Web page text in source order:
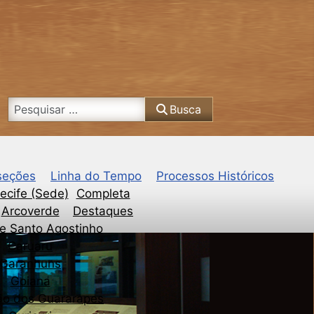
Busca
(Sede)
Arcoverde
Santo Agostinho
Caruaru
Garanhuns
Goiana
dos Guararapes
Linha do Tempo
Completa
Destaques
Processos Históricos